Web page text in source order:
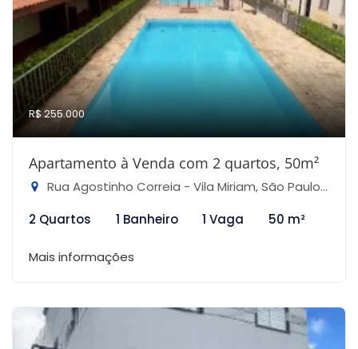
R$ 255.000
Apartamento à Venda com 2 quartos, 50m²
Rua Agostinho Correia - Vila Miriam, São Paulo-SP
2 Quartos
1 Banheiro 1 Vaga 50 m²
Mais informações